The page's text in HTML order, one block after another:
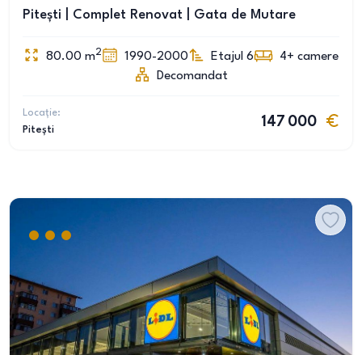
Pitești | Complet Renovat | Gata de Mutare
80.00 m2 1990-2000 Etajul 6 4+ camere
Decomandat
Locație:
Pitești
147 000